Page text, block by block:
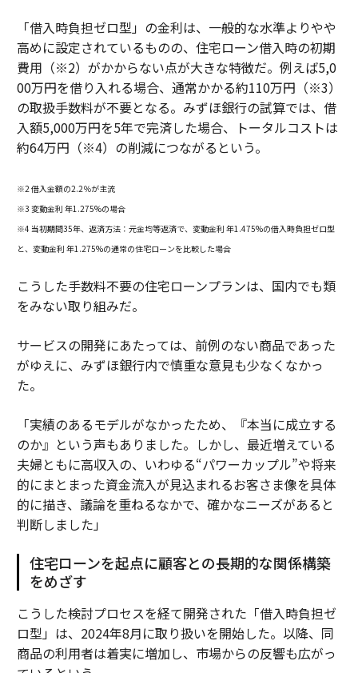
「借入時負担ゼロ型」の金利は、一般的な水準よりやや
高めに設定されているものの、住宅ローン借入時の初期
費用（※2）がかからない点が大きな特徴だ。例えば5,0
00万円を借り入れる場合、通常かかる約110万円（※3）
の取扱手数料が不要となる。みずほ銀行の試算では、借
入額5,000万円を5年で完済した場合、トータルコストは
約64万円（※4）の削減につながるという。
※2 借入金額の2.2％が主流
※3 変動金利 年1.275%の場合
※4 当初期間35年、返済方法：元金均等返済で、変動金利 年1.475%の借入時負担ゼロ型
と、変動金利 年1.275%の通常の住宅ローンを比較した場合
こうした手数料不要の住宅ローンプランは、国内でも類
をみない取り組みだ。
サービスの開発にあたっては、前例のない商品であった
がゆえに、みずほ銀行内で慎重な意見も少なくなかっ
た。
「実績のあるモデルがなかったため、『本当に成立する
のか』という声もありました。しかし、最近増えている
夫婦ともに高収入の、いわゆる“パワーカップル”や将来
的にまとまった資金流入が見込まれるお客さま像を具体
的に描き、議論を重ねるなかで、確かなニーズがあると
判断しました」
住宅ローンを起点に顧客との長期的な関係構築
をめざす
こうした検討プロセスを経て開発された「借入時負担ゼ
ロ型」は、2024年8月に取り扱いを開始した。以降、同
商品の利用者は着実に増加し、市場からの反響も広がっ